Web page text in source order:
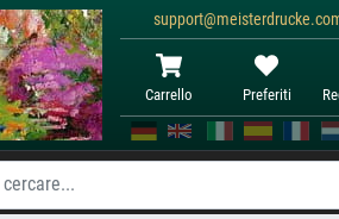
Carrello Preferiti